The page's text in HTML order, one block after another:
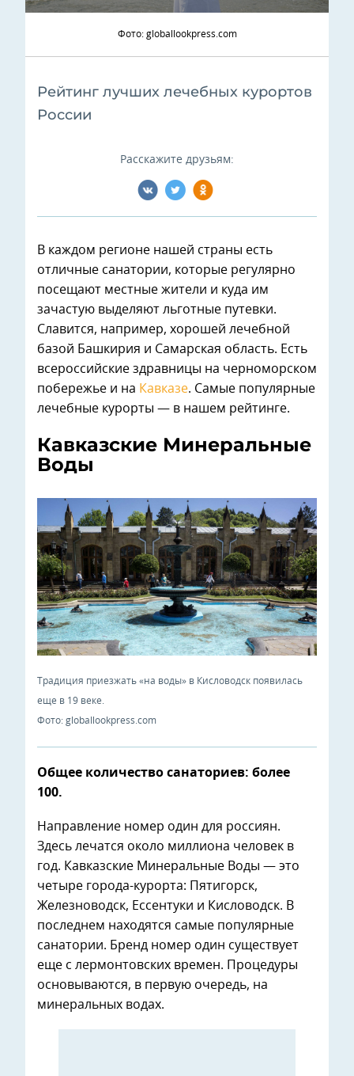
Фото: globallookpress.com
Рейтинг лучших лечебных курортов
России
Расскажите друзьям:
В каждом регионе нашей страны есть
отличные санатории, которые регулярно
посещают местные жители и куда им
зачастую выделяют льготные путевки.
Славится, например, хорошей лечебной
базой Башкирия и Самарская область. Есть
всероссийские здравницы на черноморском
побережье и на Кавказе. Самые популярные
лечебные курорты — в нашем рейтинге.
Кавказские Минеральные
Воды
Традиция приезжать «на воды» в Кисловодск появилась
еще в 19 веке.
Фото: globallookpress.com
Общее количество санаториев: более
100.
Направление номер один для россиян.
Здесь лечатся около миллиона человек в
год. Кавказские Минеральные Воды — это
четыре города-курорта: Пятигорск,
Железноводск, Ессентуки и Кисловодск. В
последнем находятся самые популярные
санатории. Бренд номер один существует
еще с лермонтовских времен. Процедуры
основываются, в первую очередь, на
минеральных водах.